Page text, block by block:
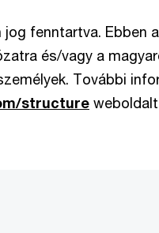
fenntartva. Ebben
és/vagy a
További
structure